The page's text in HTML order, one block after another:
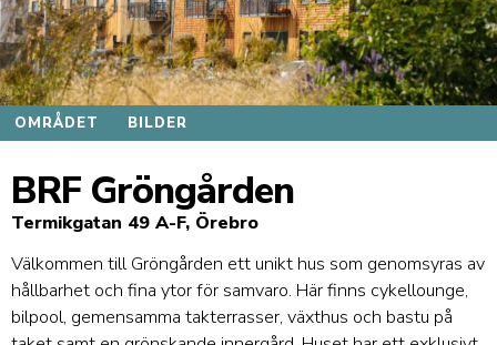
OMRÅDET BILDER
BRF Gröngården
Termikgatan 49 A-F, Örebro
Välkommen till Gröngården ett unikt hus som genomsyras av
hållbarhet och fina ytor för samvaro. Här finns cykellounge,
bilpool, gemensamma takterrasser, växthus och bastu på